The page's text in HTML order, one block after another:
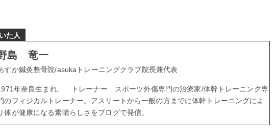
た人
島 竜一
すか鍼灸整骨院/asukaトレーニングクラブ院長兼代表
年奈良生まれ、 トレーナー スポーツ外傷専門の治療家/体幹トレーニング専
のフィジカルトレーナー。アスリートから一般の方までに体幹トレーニングによ
体が健康になる素晴らしさをブログで発信。